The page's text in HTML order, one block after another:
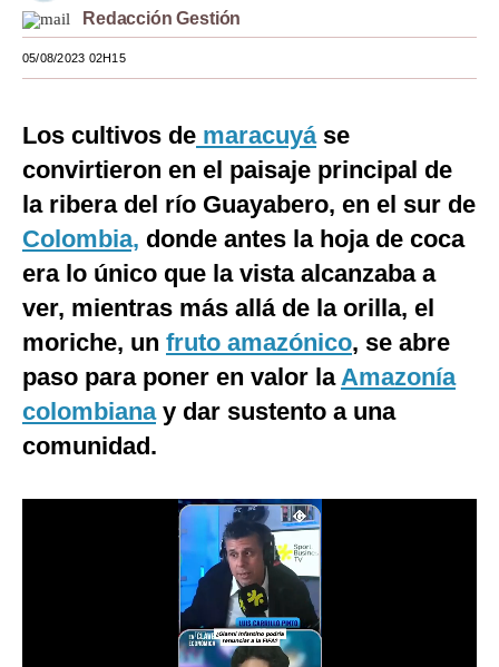
Moda
Estilos
México
España
Tecnología
Club del Suscriptor
Mix
Redacción Gestión
05/08/2023 02H15
Los cultivos de maracuyáse
convirtieron en el paisaje principal de
la ribera del río Guayabero, en el sur de
Colombia, donde antes la hoja de coca
era lo único que la vista alcanzaba a
ver, mientras más allá de la orilla, el
moriche, un fruto amazónico, se abre
paso para poner en valor laAmazonía
colombianay dar sustento a una
comunidad.